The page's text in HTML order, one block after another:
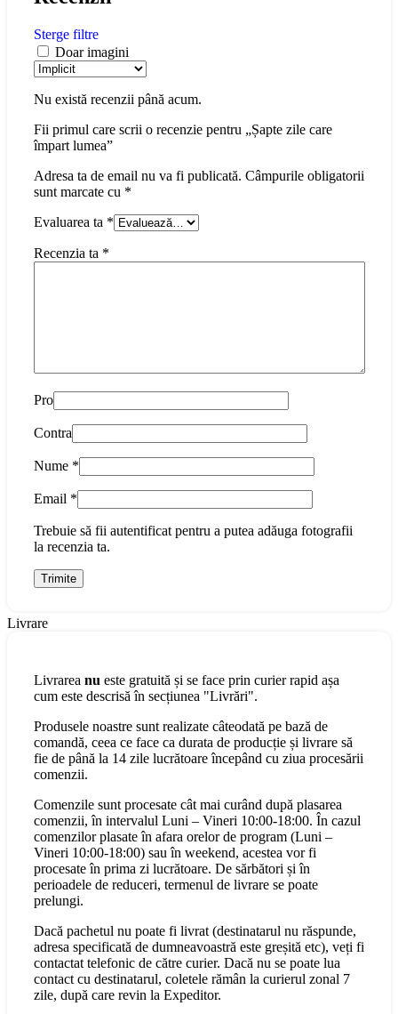
Sterge filtre
Doar imagini
Nu există recenzii până acum.
Fii primul care scrii o recenzie pentru „Șapte zile care
împart lumea”
Adresa ta de email nu va fi publicată. Câmpurile obligatorii
sunt marcate cu *
Evaluarea ta *
Recenzia ta *
Pro
Contra
Nume *
Email *
Trebuie să fii autentificat pentru a putea adăuga fotografii
la recenzia ta.
Livrare
Livrarea nu este gratuită și se face prin curier rapid așa
cum este descrisă în secțiunea "Livrări".
Produsele noastre sunt realizate câteodată pe bază de
comandă, ceea ce face ca durata de producție și livrare să
fie de până la 14 zile lucrătoare începând cu ziua procesării
comenzii.
Comenzile sunt procesate cât mai curând după plasarea
comenzii, în intervalul Luni – Vineri 10:00-18:00. În cazul
comenzilor plasate în afara orelor de program (Luni –
Vineri 10:00-18:00) sau în weekend, acestea vor fi
procesate în prima zi lucrătoare. De sărbători și în
perioadele de reduceri, termenul de livrare se poate
prelungi.
Dacă pachetul nu poate fi livrat (destinatarul nu răspunde,
adresa specificată de dumneavoastră este greșită etc), veți fi
contactat telefonic de către curier. Dacă nu se poate lua
contact cu destinatarul, coletele rămân la curierul zonal 7
zile, după care revin la Expeditor.